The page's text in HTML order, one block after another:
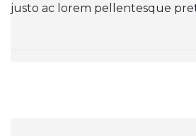
justo ac lorem pellentesque